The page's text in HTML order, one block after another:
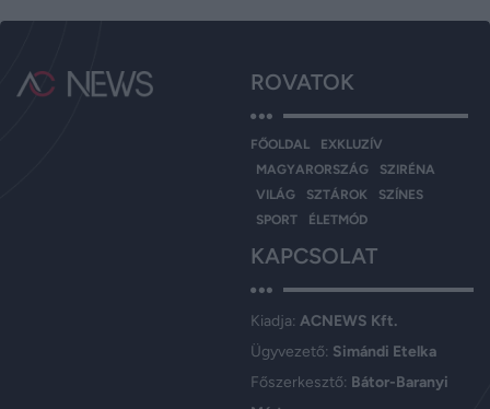
ROVATOK
FŐOLDAL
EXKLUZÍV
MAGYARORSZÁG
SZIRÉNA
VILÁG
SZTÁROK
SZÍNES
SPORT
ÉLETMÓD
KAPCSOLAT
Kiadja: ACNEWS Kft.
Ügyvezető: Simándi Etelka
Főszerkesztő: Bátor-Baranyi